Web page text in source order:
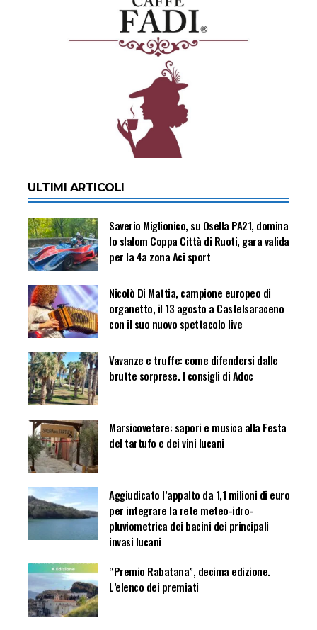
ULTIMI ARTICOLI
Saverio Miglionico, su Osella PA21, domina
lo slalom Coppa Città di Ruoti, gara valida
per la 4a zona Aci sport
Nicolò Di Mattia, campione europeo di
organetto, il 13 agosto a Castelsaraceno
con il suo nuovo spettacolo live
Vavanze e truffe: come difendersi dalle
brutte sorprese. I consigli di Adoc
Marsicovetere: sapori e musica alla Festa
del tartufo e dei vini lucani
Aggiudicato l’appalto da 1,1 milioni di euro
per integrare la rete meteo-idro-
pluviometrica dei bacini dei principali
invasi lucani
“Premio Rabatana”, decima edizione.
L’elenco dei premiati